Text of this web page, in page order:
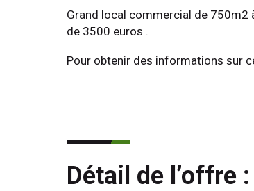
Grand local commercial de 750m2
de 3500 euros .
Pour obtenir des informations sur
Détail de l’offre :